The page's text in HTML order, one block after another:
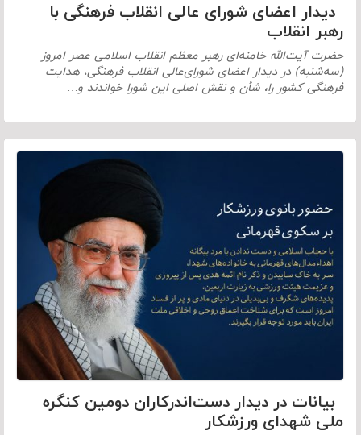
دیدار اعضای شورای عالی انقلاب فرهنگی با
رهبر انقلاب
حضرت آیت‌الله خامنه‌ای رهبر معظم انقلاب اسلامی عصر امروز
(سه‌شنبه) در دیدار اعضای شورای‌عالی انقلاب فرهنگی، هدایت
فرهنگی کشور را، شأن و نقش اصلی این شورا خواندند و…
بیانات در دیدار دست‌اندرکاران دومین کنگره
ملی شهدای ورزشکار